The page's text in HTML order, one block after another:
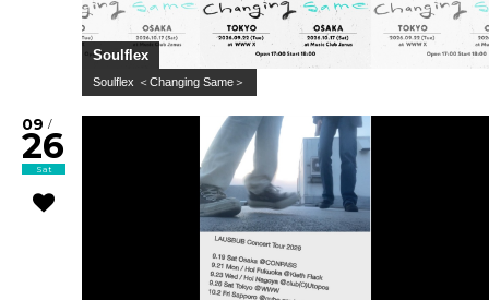
Soulflex
Soulflex ＜Changing Same＞
09 /
26
Sat